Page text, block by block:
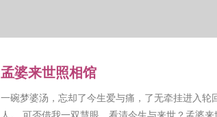
孟婆来世照相馆
一碗梦婆汤，忘却了今生爱与痛，了无牵挂进入轮
人。 可否借我一双慧眼，看清今生与来世？孟婆来